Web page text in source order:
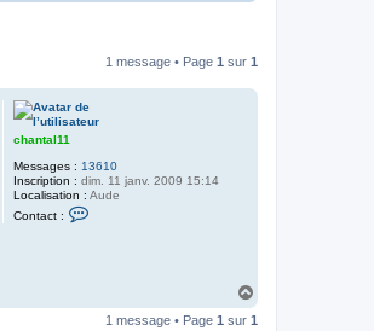
1 message • Page 1 sur 1
chantal11
Messages : 13610
Inscription : dim. 11 janv. 2009 15:14
Localisation : Aude
Contact :
e
u
1 message • Page 1 sur 1